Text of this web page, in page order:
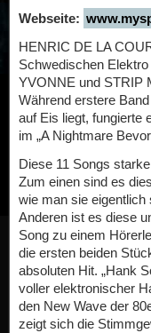
Webseite:
HENRIC DE LA
Schwedischen
YVONNE und STRIP
Während erstere
auf Eis liegt, fungierte
im „A Nightmare
Diese 11 Songs
Zum einen sind es
wie man sie
Anderen ist es diese
Song zu einem
die ersten beiden
absoluten Hit. „Hank
voller elektronischer
den New Wave der
zeigt sich die